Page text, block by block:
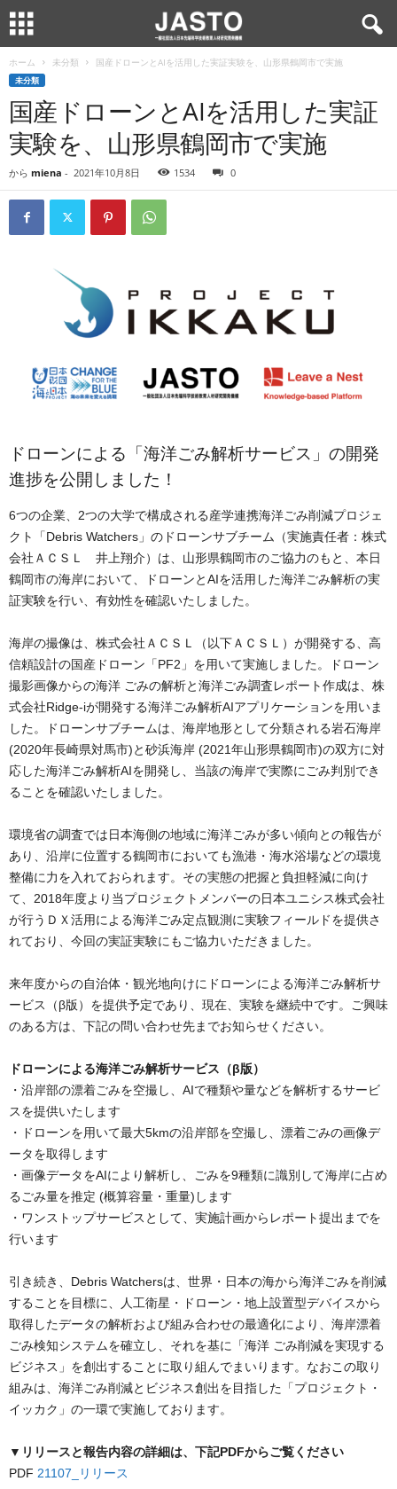
ホーム 未分類 国産ドローンとAIを活用した実証実験を、山形県鶴岡市で実施
未分類
国産ドローンとAIを活用した実証
実験を、山形県鶴岡市で実施
から miena - 2021年10月8日 1534 0
ドローンによる「海洋ごみ解析サービス」の開発
進捗を公開しました！
6つの企業、2つの大学で構成される産学連携海洋ごみ削減プロジェ
クト「Debris Watchers」のドローンサブチーム（実施責任者：株式
会社ＡＣＳＬ 井上翔介）は、山形県鶴岡市のご協力のもと、本日
鶴岡市の海岸において、ドローンとAIを活用した海洋ごみ解析の実
証実験を行い、有効性を確認いたしました。
海岸の撮像は、株式会社ＡＣＳＬ（以下ＡＣＳＬ）が開発する、高
信頼設計の国産ドローン「PF2」を用いて実施しました。ドローン
撮影画像からの海洋 ごみの解析と海洋ごみ調査レポート作成は、株
式会社Ridge-iが開発する海洋ごみ解析AIアプリケーションを用いま
した。ドローンサブチームは、海岸地形として分類される岩石海岸
(2020年長崎県対馬市)と砂浜海岸 (2021年山形県鶴岡市)の双方に対
応した海洋ごみ解析AIを開発し、当該の海岸で実際にごみ判別でき
ることを確認いたしました。
環境省の調査では日本海側の地域に海洋ごみが多い傾向との報告が
あり、沿岸に位置する鶴岡市においても漁港・海水浴場などの環境
整備に力を入れておられます。その実態の把握と負担軽減に向け
て、2018年度より当プロジェクトメンバーの日本ユニシス株式会社
が行うＤＸ活用による海洋ごみ定点観測に実験フィールドを提供さ
れており、今回の実証実験にもご協力いただきました。
来年度からの自治体・観光地向けにドローンによる海洋ごみ解析サ
ービス（β版）を提供予定であり、現在、実験を継続中です。ご興味
のある方は、下記の問い合わせ先までお知らせください。
ドローンによる海洋ごみ解析サービス（β版）
・沿岸部の漂着ごみを空撮し、AIで種類や量などを解析するサービ
スを提供いたします
・ドローンを用いて最大5kmの沿岸部を空撮し、漂着ごみの画像デ
ータを取得します
・画像データをAIにより解析し、ごみを9種類に識別して海岸に占め
るごみ量を推定 (概算容量・重量)します
・ワンストップサービスとして、実施計画からレポート提出までを
行います
引き続き、Debris Watchersは、世界・日本の海から海洋ごみを削減
することを目標に、人工衛星・ドローン・地上設置型デバイスから
取得したデータの解析および組み合わせの最適化により、海岸漂着
ごみ検知システムを確立し、それを基に「海洋 ごみ削減を実現する
ビジネス」を創出することに取り組んでまいります。なおこの取り
組みは、海洋ごみ削減とビジネス創出を目指した「プロジェクト・
イッカク」の一環で実施しております。
▼リリースと報告内容の詳細は、下記PDFからご覧ください
PDF 21107_リリース